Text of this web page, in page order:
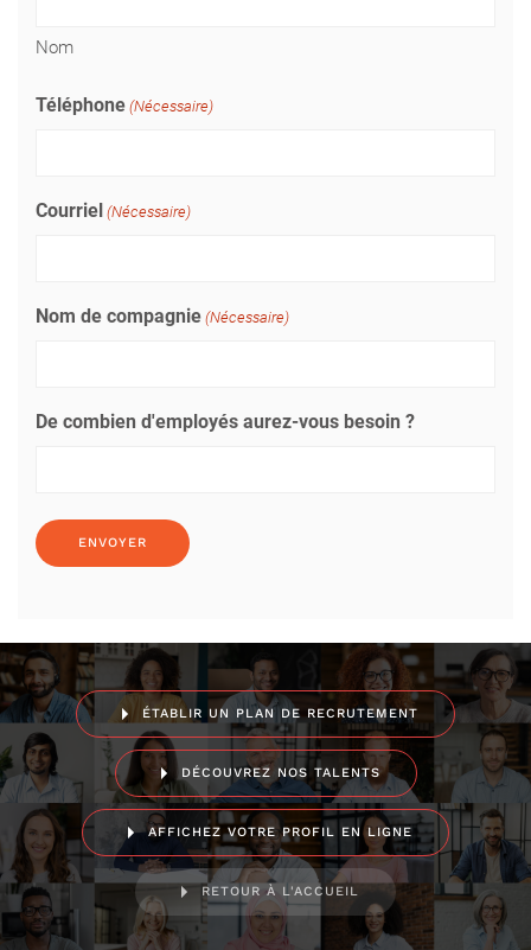
Nom
Téléphone (Nécessaire)
Courriel (Nécessaire)
Nom de compagnie (Nécessaire)
De combien d'employés aurez-vous besoin ?
ÉTABLIR UN PLAN DE RECRUTEMENT
DÉCOUVREZ NOS TALENTS
AFFICHEZ VOTRE PROFIL EN LIGNE
RETOUR À L'ACCUEIL